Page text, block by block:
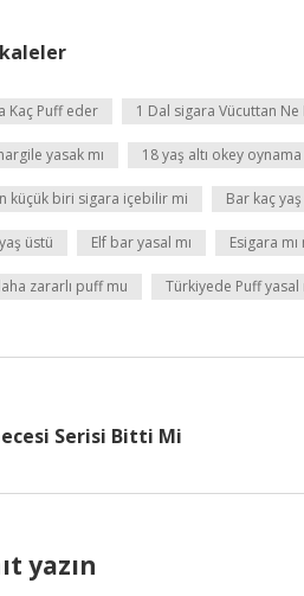
Kaç Puff eder 1 Dal sigara Vücuttan Ne
yasak mı 18 yaş altı okey oynama
küçük biri sigara içebilir mi Bar kaç
üstü Elf bar yasal mı Esigara
zararlı puff mu Türkiyede Puff yasal
Serisi Bitti Mi
yazın